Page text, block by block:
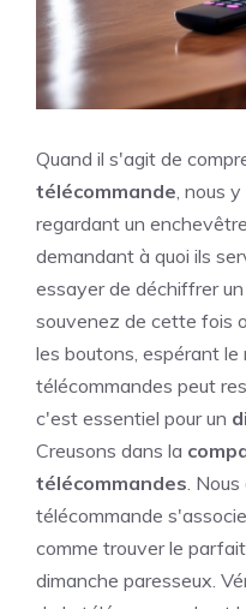
Quand il s'agit de
télécommande , nous
regardant un
demandant à quoi ils
essayer de déchiffrer
souvenez de cette fois
les boutons, espérant le
télécommandes peut
c'est essentiel pour un
Creusons dans la
télécommandes .
télécommande
comme trouver le
dimanche paresseux.